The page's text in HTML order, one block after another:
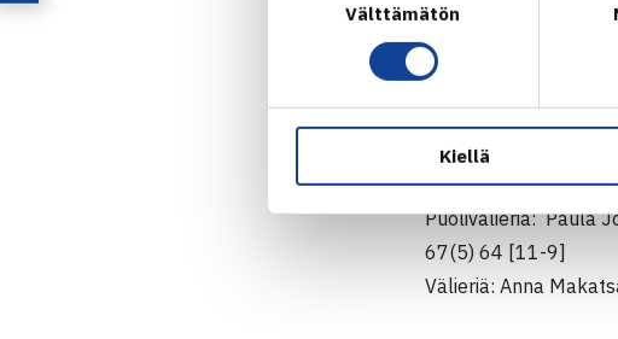
Välttämätön
Kiellä
Puolivälieriä: Patrick
Nieminen/Schouten
Välierät: Stenfors/
Nieminen/Schouten
Tyttöjen nelinpeli
Puolivälieriä: Paula
67(5) 64 [11-9]
Välieriä: Anna